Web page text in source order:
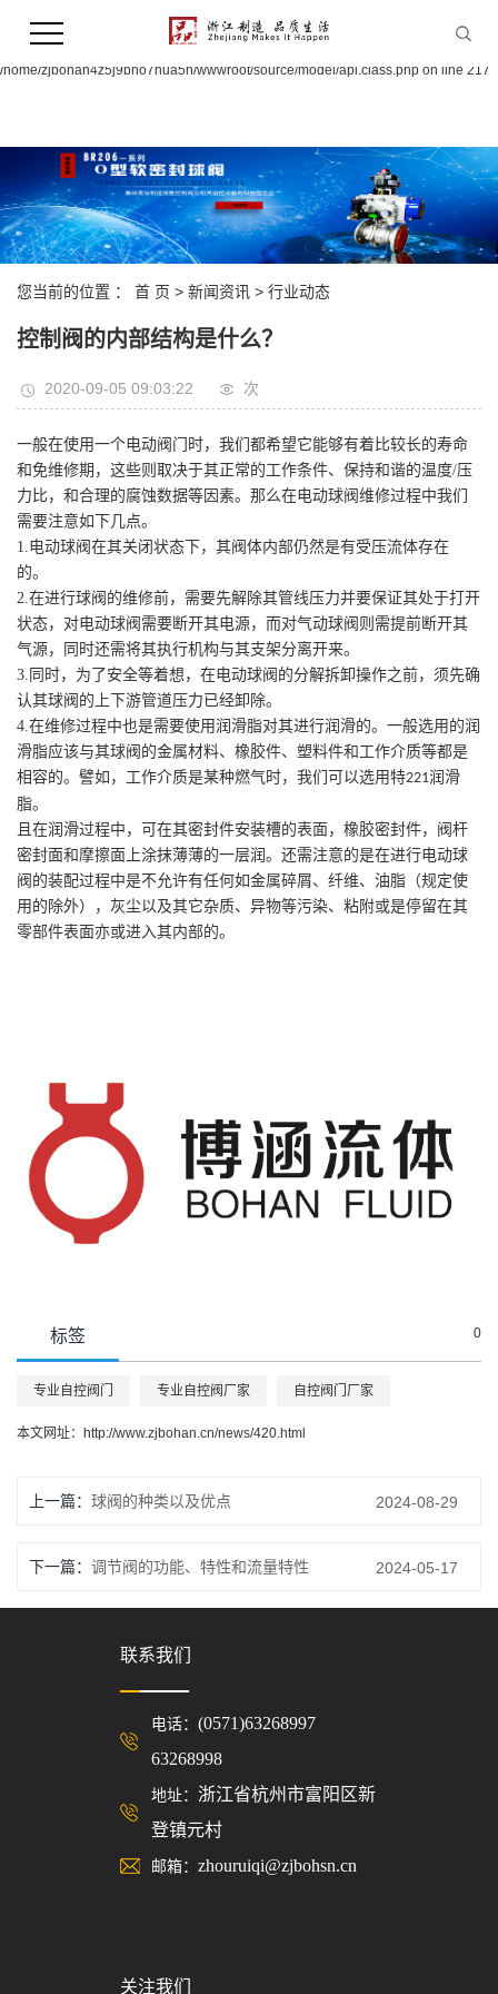
file_put_contents(/home/zjbohan4z5j9bno7hua5n/wwwroot/source/cache/
/home/zjbohan4z5j9bno7hua5n/wwwroot/source/model/api.class.php on line 217
您当前的位置 ： 首 页 > 新闻资讯 > 行业动态
控制阀的内部结构是什么？
2020-09-05 09:03:22 次
一般在使用一个电动阀门时，我们都希望它能够有着比较长的寿命
和免维修期，这些则取决于其正常的工作条件、保持和谐的温度/压
力比，和合理的腐蚀数据等因素。那么在电动球阀维修过程中我们
需要注意如下几点。
1.电动球阀在其关闭状态下，其阀体内部仍然是有受压流体存在
的。
2.在进行球阀的维修前，需要先解除其管线压力并要保证其处于打开
状态，对电动球阀需要断开其电源，而对气动球阀则需提前断开其
气源，同时还需将其执行机构与其支架分离开来。
3. 同时，为了安全等着想，在电动球阀的分解拆卸操作之前，须先确
认其球阀的上下游管道压力已经卸除。
4.在维修过程中也是需要使用润滑脂对其进行润滑的。一般选用的润
滑脂应该与其球阀的金属材料、橡胶件、塑料件和工作介质等都是
相容的。譬如，工作介质是某种燃气时，我们可以选用特221润滑
脂。
且在润滑过程中，可在其密封件安装槽的表面，橡胶密封件，阀杆
密封面和摩擦面上涂抹薄薄的一层润。还需注意的是在进行电动球
阀的装配过程中是不允许有任何如金属碎屑、纤维、油脂（规定使
用的除外），灰尘以及其它杂质、异物等污染、粘附或是停留在其
零部件表面亦或进入其内部的。
标签 0
专业自控阀门 专业自控阀厂家 自控阀门厂家
本文网址： http://www.zjbohan.cn/news/420.html
上一篇： 球阀的种类以及优点 2024-08-29
下一篇： 调节阀的功能、特性和流量特性 2024-05-17
联系我们
电话： (0571)63268997
63268998
地址： 浙江省杭州市富阳区新
登镇元村
邮箱： zhouruiqi@zjbohsn.cn
关注我们